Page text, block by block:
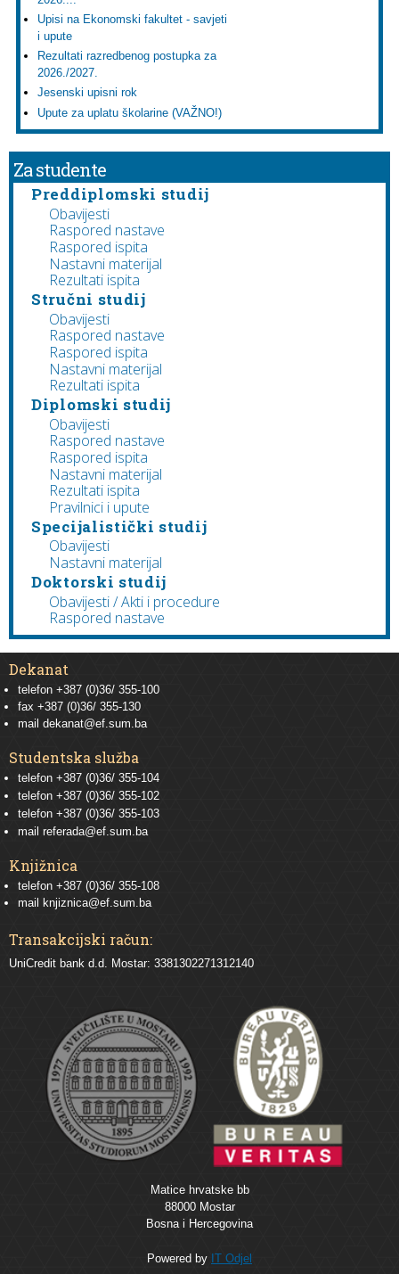
Upisi na Ekonomski fakultet - savjeti
i upute
Rezultati razredbenog postupka za
2026./2027.
Jesenski upisni rok
Upute za uplatu školarine (VAŽNO!)
Za studente
Preddiplomski studij
Obavijesti
Raspored nastave
Raspored ispita
Nastavni materijal
Rezultati ispita
Stručni studij
Obavijesti
Raspored nastave
Raspored ispita
Nastavni materijal
Rezultati ispita
Diplomski studij
Obavijesti
Raspored nastave
Raspored ispita
Nastavni materijal
Rezultati ispita
Pravilnici i upute
Specijalistički studij
Obavijesti
Nastavni materijal
Doktorski studij
Obavijesti / Akti i procedure
Raspored nastave
Dekanat
telefon +387 (0)36/ 355-100
fax +387 (0)36/ 355-130
mail dekanat@ef.sum.ba
Studentska služba
telefon +387 (0)36/ 355-104
telefon +387 (0)36/ 355-102
telefon +387 (0)36/ 355-103
mail referada@ef.sum.ba
Knjižnica
telefon +387 (0)36/ 355-108
mail
knjiznica@ef.sum.ba
Transakcijski račun:
UniCredit bank d.d. Mostar: 3381302271312140
Matice hrvatske bb
88000 Mostar
Bosna i Hercegovina
Powered by IT Odjel